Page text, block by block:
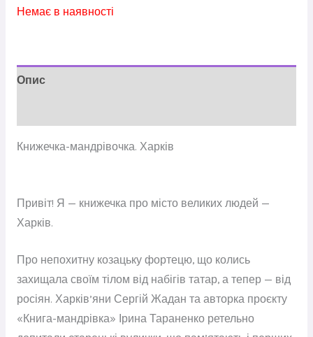
Немає в наявності
Опис
Книжечка-мандрівочка. Харків
Привіт! Я — книжечка про місто великих людей —
Харків.
Про непохитну козацьку фортецю, що колись
захищала своїм тілом від набігів татар, а тепер — від
росіян. Харків’яни Сергій Жадан та авторка проєкту
«Книга-мандрівка» Ірина Тараненко ретельно